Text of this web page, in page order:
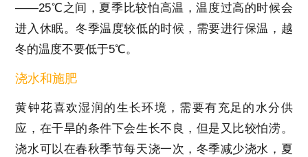
——25℃之间，夏季比较怕高温，温度过高的时候会
进入休眠。冬季温度较低的时候，需要进行保温，越
冬的温度不要低于5℃。
浇水和施肥
黄钟花喜欢湿润的生长环境，需要有充足的水分供
应，在干旱的条件下会生长不良，但是又比较怕涝。
浇水可以在春秋季节每天浇一次，冬季减少浇水，夏